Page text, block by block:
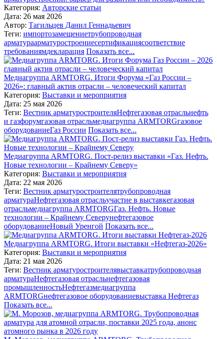
Категория: Авторские статьи
Дата: 26 мая 2026
Автор: Тагильцев Данил Геннадьевич
Теги: импортозамещениетрубопроводная
арматураарматуростроениесертификациясоответствие
требованиямдекларация Показать все...
Медиагруппа ARMTORG. Итоги Форума «Газ России –
2026»: главный актив отрасли – человеческий капитал
Категория: Выставки и мероприятия
Дата: 25 мая 2026
Теги: Вестник арматуростроителяНефтегазовая отрасльнефть
и газфорумгазовая отрасльмедиагруппа ARMTORGгазовое
оборудованиеГаз России Показать все...
Медиагруппа ARMTORG. Пост-релиз выставки «Газ. Нефть.
Новые технологии – Крайнему Северу»
Категория: Выставки и мероприятия
Дата: 22 мая 2026
Теги: Вестник арматуростроителятрубопроводная
арматураНефтегазовая отрасльучастие в выставкегазовая
отрасльмедиагруппа ARMTORGГаз. Нефть. Новые
технологии – Крайнему Северунефтегазовое
оборудованиеНовый Уренгой Показать все...
Медиагруппа ARMTORG. Итоги выставки «Нефтегаз-2026»
Категория: Выставки и мероприятия
Дата: 21 мая 2026
Теги: Вестник арматуростроителявыставкатрубопроводная
арматураНефтегазовая отрасльнефтегазовая
промышленностьНефтегазмедиагруппа
ARMTORGнефтегазовое оборудованиевыставка Нефтегаз
Показать все...